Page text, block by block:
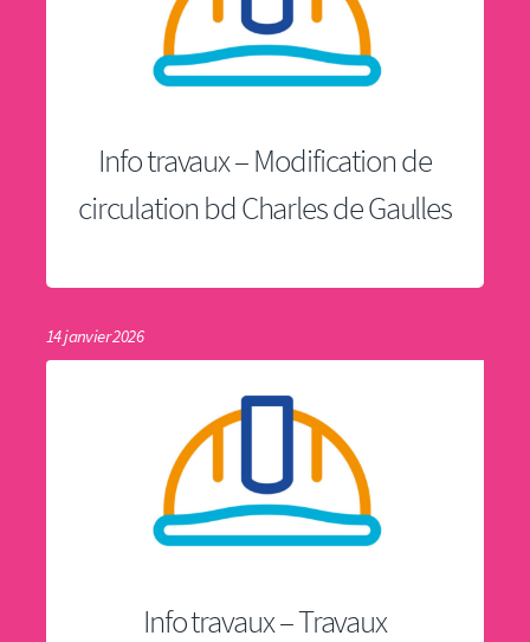
Info travaux – Modification de
circulation bd Charles de Gaulles
14 janvier 2026
Info travaux – Travaux